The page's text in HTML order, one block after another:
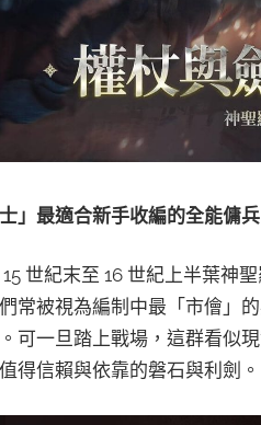
」最適合新手收編的全能傭
15 世紀末至 16 世紀上半葉
常被視為編制中最「市儈」
可一旦踏上戰場，這群看似
得信賴與依靠的磐石與利劍。